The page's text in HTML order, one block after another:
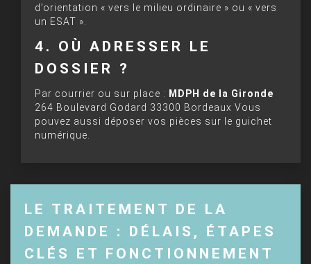
d’orientation « vers le milieu ordinaire » ou « vers
un ESAT ».
4. OÙ ADRESSER LE
DOSSIER ?
Par courrier ou sur place : MDPH de la Gironde
264 Boulevard Godard 33300 Bordeaux Vous
pouvez aussi déposer vos pièces sur le guichet
numérique.
LE TRAITEMENT DE LA
DEMANDE : DÉLAIS, ÉTAPES
CLÉS ET FONCTIONNEMENT